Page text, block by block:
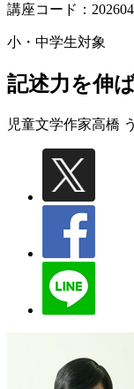
講座コード：
小・中学生対象
記述力を伸
児童文学作家高橋